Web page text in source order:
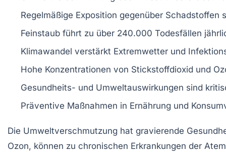
Regelmäßige Exposition gegenüber Schadstoffen
Feinstaub führt zu über 240.000 Todesfällen
Klimawandel verstärkt Extremwetter und
Hohe Konzentrationen von Stickstoffdioxid und
Gesundheits- und Umweltauswirkungen sind
Präventive Maßnahmen in Ernährung und
Die Umweltverschmutzung hat gravierende
Ozon, können zu chronischen Erkrankungen der